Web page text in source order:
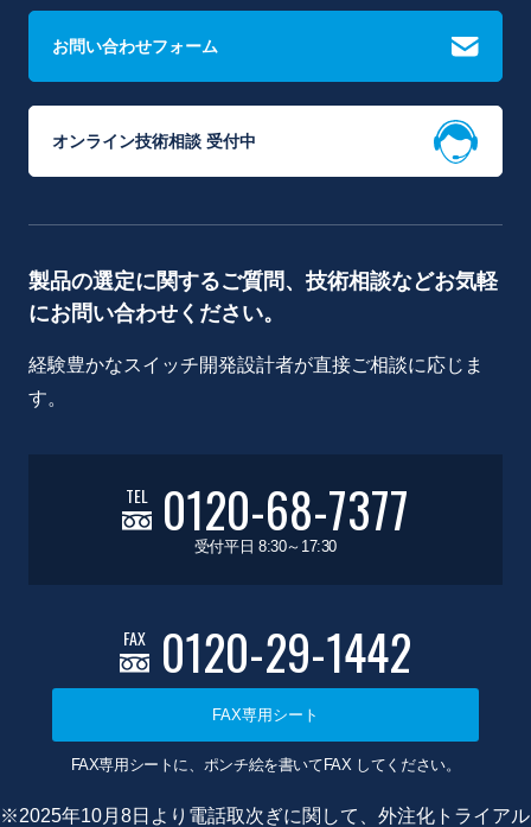
お問い合わせフォーム
オンライン技術相談 受付中
製品の選定に関するご質問、技術相談などお気軽
にお問い合わせください。
経験豊かなスイッチ開発設計者が直接ご相談に応じま
す。
TEL 0120-68-7377
受付平日 8:30～17:30
FAX 0120-29-1442
FAX専用シート
FAX専用シートに、ポンチ絵を書いてFAX してください。
※2025年10月8日より電話取次ぎに関して、外注化トライアル